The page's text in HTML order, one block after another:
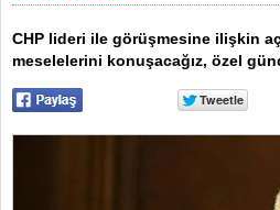
CHP lideri ile görüşmesine ilişkin
meselelerini konuşacağız, özel